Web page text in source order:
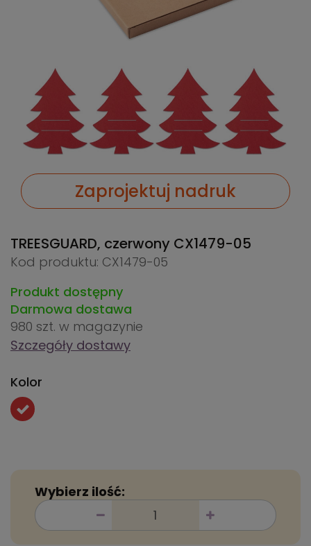
Zaprojektuj nadruk
TREESGUARD, czerwony CX1479-05
Kod produktu: CX1479-05
Produkt dostępny
Darmowa dostawa
980 szt. w magazynie
Szczegóły dostawy
Kolor
Wybierz ilość: